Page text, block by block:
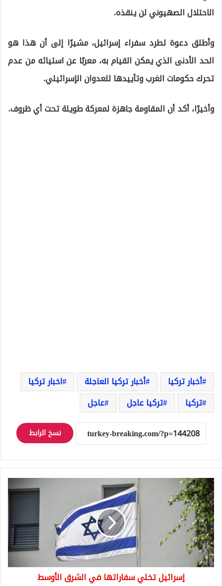
الاحتلال الصهيوني لن ينقذه.
وأطلق دعوة لطرد سفراء إسرائيل، مشيرًا إلى أن هذا هو
الحد الأدنى الذي يمكن القيام به، معربًا عن استيائه من عدم
تحرك حكومات الغرب وتأييدها للعدوان الإسرائيلي.
وأخيرًا، أكد أن المقاومة جاهزة لمعركة طويلة تحت أي ظروف.
أخبار تركيا أخبار تركيا العاجلة
اخبار تركيا
تركيا
تركيا عاجل عاجل
نسخ الرابط
إسرائيل
تخلي
سفاراتها
في
الشرق
الأوسط
إسرائيل تخلي سفاراتها في الشرق الأوسط